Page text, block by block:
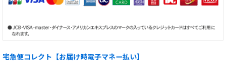
宅急便コレクト【お届け時電子マネー払い】